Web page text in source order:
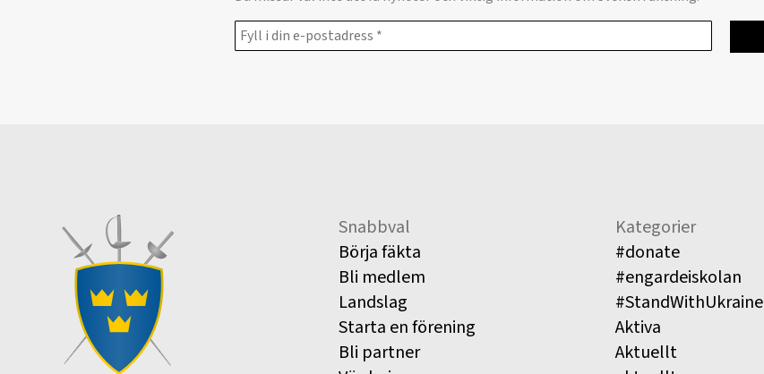
Snabbval
Börja fäkta
Bli medlem
Landslag
Starta en förening
Bli partner
Kategorier
#donate
#engardeiskolan
#StandWithUkraine
Aktiva
Aktuellt